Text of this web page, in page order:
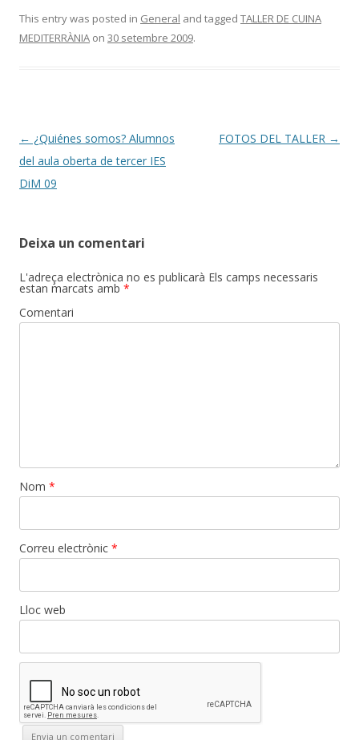
This entry was posted in General and tagged TALLER DE CUINA
MEDITERRÀNIA on 30 setembre 2009.
Post
navigation
← ¿Quiénes somos? Alumnos
del aula oberta de tercer IES
DiM 09
FOTOS DEL TALLER →
Deixa un comentari
L'adreça electrònica no es publicarà Els camps necessaris
estan marcats amb *
Comentari
Nom *
Correu electrònic *
Lloc web